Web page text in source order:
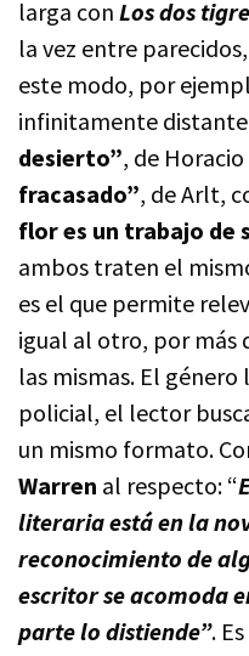
larga con Los dos
la vez entre
este modo, por
infinitamente
desierto”, de Horacio
fracasado”, de Arlt,
flor es un trabajo de
ambos traten el
es el que permite
igual al otro, por más
las mismas. El
policial, el lector
un mismo formato.
Warren al respecto: “
literaria está en la
reconocimiento de
escritor se acomoda
parte lo distiende”.